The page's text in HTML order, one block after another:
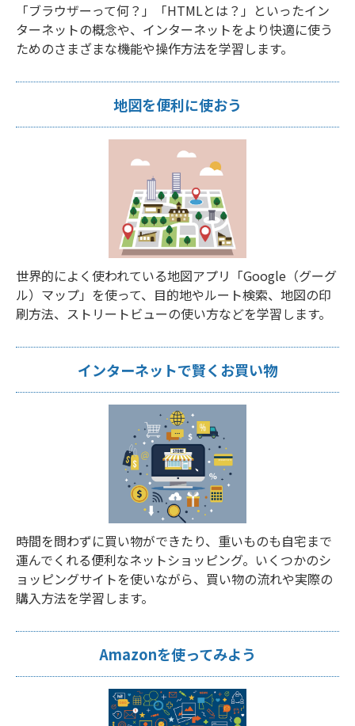
「ブラウザーって何？」「HTMLとは？」といったイン
ターネットの概念や、インターネットをより快適に使う
ためのさまざまな機能や操作方法を学習します。
地図を便利に使おう
世界的によく使われている地図アプリ「Google（グーグ
ル）マップ」を使って、目的地やルート検索、地図の印
刷方法、ストリートビューの使い方などを学習します。
インターネットで賢くお買い物
時間を問わずに買い物ができたり、重いものも自宅まで
運んでくれる便利なネットショッピング。いくつかのシ
ョッピングサイトを使いながら、買い物の流れや実際の
購入方法を学習します。
Amazonを使ってみよう